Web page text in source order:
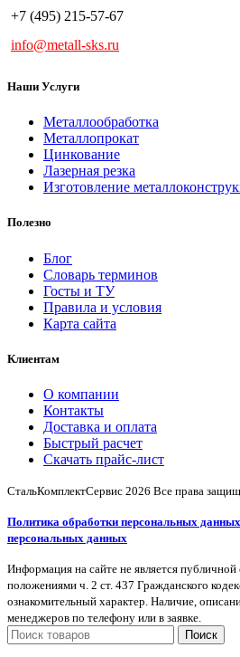
+7 (495) 215-57-67
info@metall-sks.ru
Наши Услуги
Металлообработка
Металлопрокат
Цинкование
Лазерная резка
Изготовление
Полезно
Блог
Словарь терминов
Госты и ТУ
Правила и условия
Карта сайта
Клиентам
О компании
Контакты
Доставка и оплата
Быстрый расчет
Скачать прайс-лист
СтальКомплектСервис 2026 Все права
Политика обработки персональных
персональных данных
Информация на сайте не является
положениями ч. 2 ст. 437 Гражданского
ознакомительный характер. Наличие,
менеджеров по телефону или в заявке.
Поиск